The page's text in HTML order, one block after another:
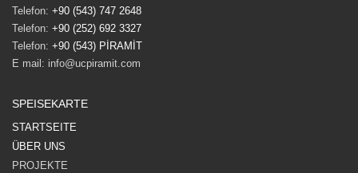
Telefon: +90 (543) 747 2648
Telefon: +90 (252) 692 3327
Telefon: +90 (543) PİRAMİT
E mail: info@ucpiramit.com
SPEISEKARTE
STARTSEITE
ÜBER UNS
PROJEKTE